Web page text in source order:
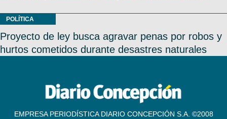
POLÍTICA
Proyecto de ley busca agravar penas por robos y
hurtos cometidos durante desastres naturales
EMPRESA PERIODÍSTICA DIARIO CONCEPCIÓN S.A. ©2008